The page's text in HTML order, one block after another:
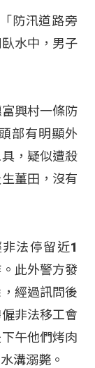
防汛道路旁
水中，男子
興村一條防
部有明顯外
，疑似遭殺
薑田，沒有
法停留近1
此外警方發
經過訊問後
非法移工會
午他們烤肉
溝溺斃。​